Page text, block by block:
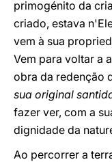
primogénito da
criado, estava
vem à sua
Vem para voltar a
obra da redenção
sua original
fazer ver, com a
dignidade da
Ao percorrer a